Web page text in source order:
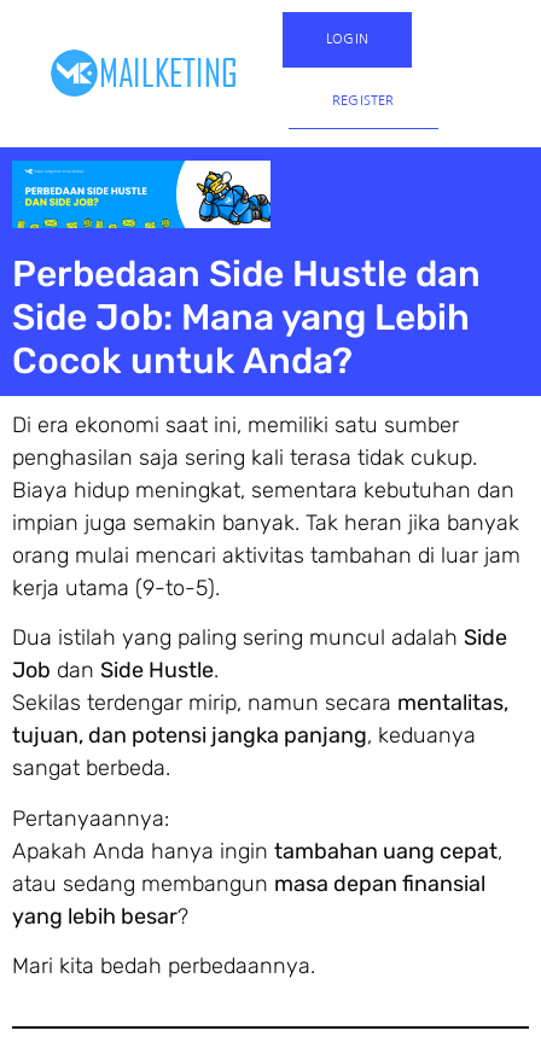
LOGIN
REGISTER
Perbedaan Side Hustle dan
Side Job: Mana yang Lebih
Cocok untuk Anda?
Di era ekonomi saat ini, memiliki satu sumber
penghasilan saja sering kali terasa tidak cukup.
Biaya hidup meningkat, sementara kebutuhan dan
impian juga semakin banyak. Tak heran jika banyak
orang mulai mencari aktivitas tambahan di luar jam
kerja utama (9-to-5).
Dua istilah yang paling sering muncul adalah Side
Job dan Side Hustle.
Sekilas terdengar mirip, namun secara mentalitas,
tujuan, dan potensi jangka panjang, keduanya
sangat berbeda.
Pertanyaannya:
Apakah Anda hanya ingin tambahan uang cepat,
atau sedang membangun masa depan finansial
yang lebih besar?
Mari kita bedah perbedaannya.